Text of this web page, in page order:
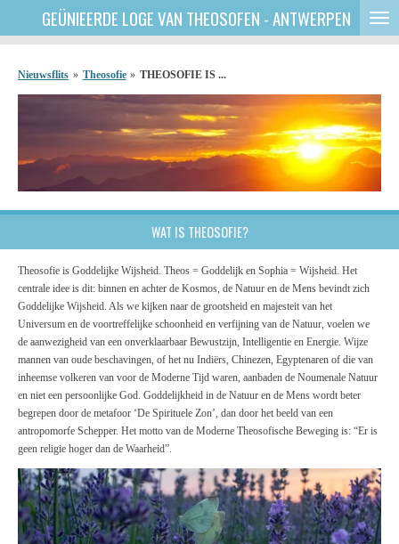
direct
de
GEÜNIEERDE LOGE VAN THEOSOFEN - ANTWERPEN
Nieuwsflits » Theosofie » THEOSOFIE IS ...
WAT IS THEOSOFIE?
Theosofie is Goddelijke Wijsheid. Theos = Goddelijk en Sophia = Wijsheid. Het
centrale idee is dit: binnen en achter de Kosmos, de Natuur en de Mens bevindt zich
Goddelijke Wijsheid. Als we kijken naar de grootsheid en majesteit van het
Universum en de voortreffelijke schoonheid en verfijning van de Natuur, voelen we
de aanwezigheid van een onverklaarbaar Bewustzijn, Intelligentie en Energie. Wijze
mannen van oude beschavingen, of het nu Indiërs, Chinezen, Egyptenaren of die van
inheemse volkeren van voor de Moderne Tijd waren, aanbaden de Noumenale Natuur
en niet een persoonlijke God. Goddelijkheid in de Natuur en de Mens wordt beter
begrepen door de metafoor ‘De Spirituele Zon’, dan door het beeld van een
antropomorfe Schepper. Het motto van de Moderne Theosofische Beweging is: “Er is
geen religie hoger dan de Waarheid”.